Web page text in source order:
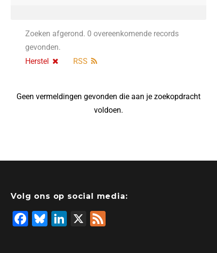
Zoeken afgerond. 0 overeenkomende records
gevonden.
Herstel
RSS
Geen vermeldingen gevonden die aan je zoekopdracht
voldoen.
Volg ons op social media:
F
Bl
Li
X